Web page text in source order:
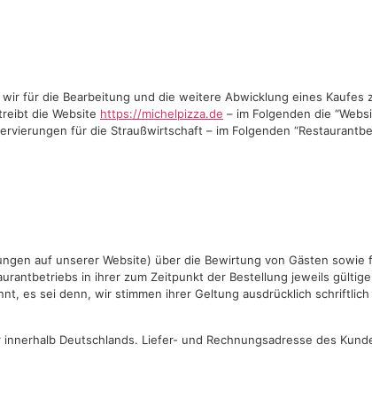
für die Bearbeitung und die weitere Abwicklung eines Kaufes
die Website https://michelpizza.de – im Folgenden die
für die Straußwirtschaft – im Folgenden
auf unserer Website) über die Bewirtung von Gästen sowie
in ihrer zum Zeitpunkt der Bestellung jeweils
es sei denn, wir stimmen ihrer Geltung ausdrücklich schriftlich
Deutschlands. Liefer- und Rechnungsadresse des